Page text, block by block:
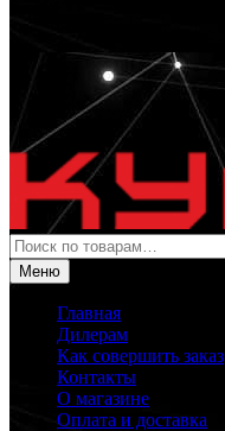
Искать:
Меню
Главная
Дилерам
Как совершить заказ
Контакты
О магазине
Оплата и доставка